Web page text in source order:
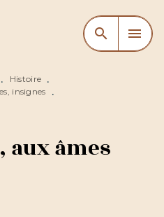
CONTENU
search menu
• Histoire •
insignes
•
aux âmes